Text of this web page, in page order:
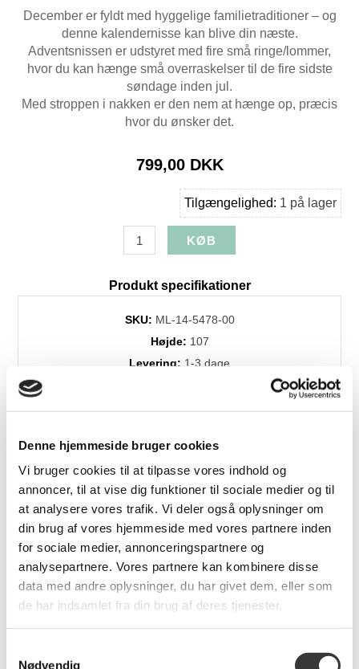
Denne hjemmeside bruger cookies
Vi bruger cookies til at tilpasse vores indhold og
annoncer, til at vise dig funktioner til sociale medier og til
at analysere vores trafik. Vi deler også oplysninger om
din brug af vores hjemmeside med vores partnere inden
for sociale medier, annonceringspartnere og
analysepartnere. Vores partnere kan kombinere disse
data med andre oplysninger, du har givet dem, eller som
de har indsamlet fra din brug af deres tjenester.
Nødvendig
December er fyldt med hyggelige familietraditioner – og
denne kalendernisse kan blive din næste.
Adventsnissen er udstyret med fire små ringe/lommer,
hvor du kan hænge små overraskelser til de fire sidste
søndage inden jul.
Med stroppen i nakken er den nem at hænge op, præcis
hvor du ønsker det.
799,00 DKK
Tilgængelighed: 1 på lager
Produkt specifikationer
SKU: ML-14-5478-00
Højde: 107
Levering: 1-3 dage
Relaterede produkter
metal, 4 stk